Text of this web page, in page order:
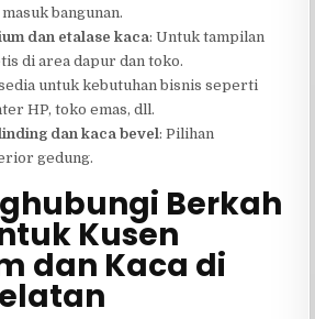
bangunan.
dan etalase kaca: Untuk tampilan
di area dapur dan toko.
untuk kebutuhan bisnis seperti
HP, toko emas, dll.
dan kaca bevel: Pilihan
gedung.
Berkah
Kusen
dan Kaca di